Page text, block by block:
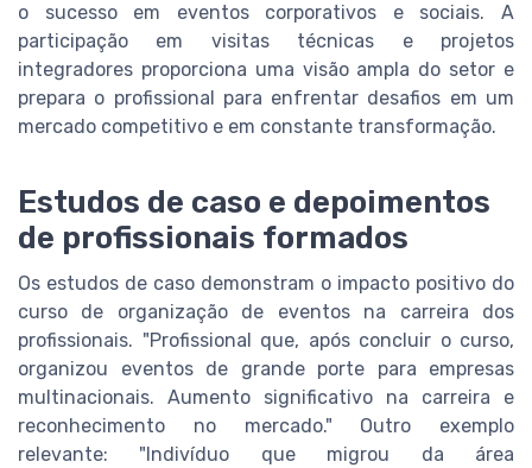
o sucesso em eventos corporativos e sociais. A
participação em visitas técnicas e projetos
integradores proporciona uma visão ampla do setor e
prepara o profissional para enfrentar desafios em um
mercado competitivo e em constante transformação.
Estudos de caso e depoimentos
de profissionais formados
Os estudos de caso demonstram o impacto positivo do
curso de organização de eventos na carreira dos
profissionais. "Profissional que, após concluir o curso,
organizou eventos de grande porte para empresas
multinacionais. Aumento significativo na carreira e
reconhecimento no mercado." Outro exemplo
relevante: "Indivíduo que migrou da área